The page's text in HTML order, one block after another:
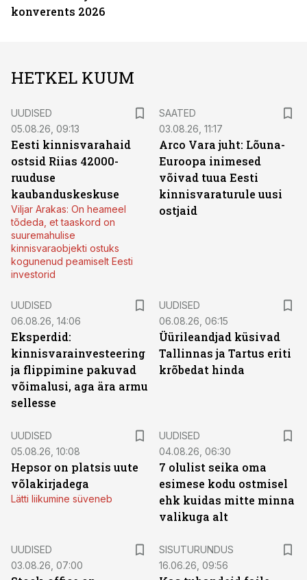
konverents 2026
HETKEL KUUM
UUDISED
05.08.26, 09:13
Eesti kinnisvarahaid
ostsid Riias 42000-
ruuduse
kaubanduskeskuse
Viljar Arakas: On heameel
tõdeda, et taaskord on
suuremahulise
kinnisvaraobjekti ostuks
kogunenud peamiselt Eesti
investorid
SAATED
03.08.26, 11:17
Arco Vara juht: Lõuna-
Euroopa inimesed
võivad tuua Eesti
kinnisvaraturule uusi
ostjaid
UUDISED
06.08.26, 14:06
Eksperdid:
kinnisvarainvesteering
ja flippimine pakuvad
võimalusi, aga ära armu
sellesse
UUDISED
06.08.26, 06:15
Üürileandjad küsivad
Tallinnas ja Tartus eriti
krõbedat hinda
UUDISED
05.08.26, 10:08
Hepsor on platsis uute
võlakirjadega
Lätti liikumine süveneb
UUDISED
04.08.26, 06:30
7 olulist seika oma
esimese kodu ostmisel
ehk kuidas mitte minna
valikuga alt
UUDISED
03.08.26, 07:00
SISUTURUNDUS
16.06.26, 09:56